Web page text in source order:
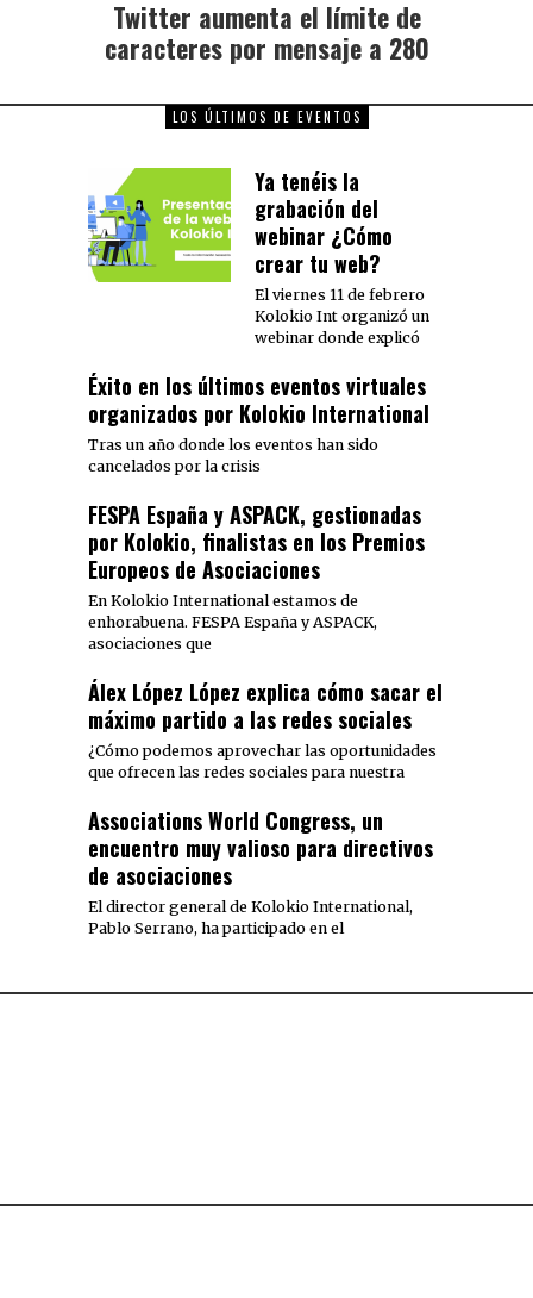
Twitter aumenta el límite de
caracteres por mensaje a 280
LOS ÚLTIMOS DE EVENTOS
Ya tenéis la
grabación del
webinar ¿Cómo
crear tu web?
El viernes 11 de febrero
Kolokio Int organizó un
webinar donde explicó
Éxito en los últimos eventos virtuales
organizados por Kolokio International
Tras un año donde los eventos han sido
cancelados por la crisis
FESPA España y ASPACK, gestionadas
por Kolokio, finalistas en los Premios
Europeos de Asociaciones
En Kolokio International estamos de
enhorabuena. FESPA España y ASPACK,
asociaciones que
Álex López López explica cómo sacar el
máximo partido a las redes sociales
¿Cómo podemos aprovechar las oportunidades
que ofrecen las redes sociales para nuestra
Associations World Congress, un
encuentro muy valioso para directivos
de asociaciones
El director general de Kolokio International,
Pablo Serrano, ha participado en el